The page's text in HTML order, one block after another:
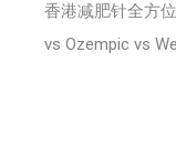
香港减肥针全方
vs Ozempic vs